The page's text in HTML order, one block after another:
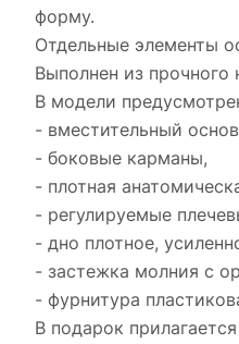
форму.
Отдельные элементы
Выполнен из
В модели
- вместительный
- боковые карманы,
- плотная
- регулируемые
- дно плотное,
- застежка молния с
- фурнитура
В подарок